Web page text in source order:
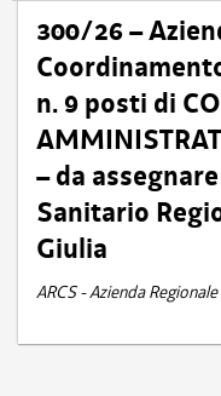
300/26 –
n. 9 posti di
– da
Sanitario
Giulia
ARCS - Azienda